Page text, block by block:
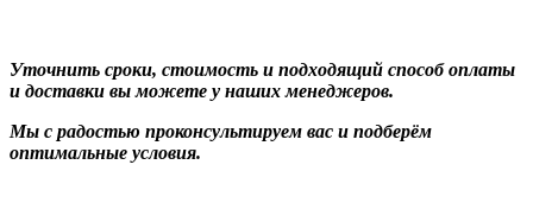
Уточнить сроки, стоимость и подходящий способ оплаты
и доставки вы можете у наших менеджеров.
Мы с радостью проконсультируем вас и подберём
оптимальные условия.